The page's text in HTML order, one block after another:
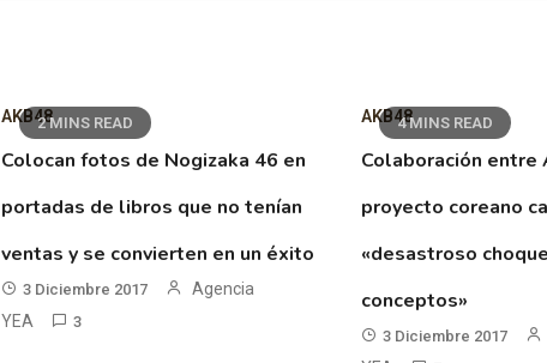
2 MINS READ
AKB48
Colocan fotos de Nogizaka 46 en
portadas de libros que no tenían
ventas y se convierten en un éxito
3 Diciembre 2017
Agencia
YEA
3
4 MINS READ
AKB48
Colaboración entre
proyecto coreano
«desastroso
conceptos»
3 Diciembre 2017